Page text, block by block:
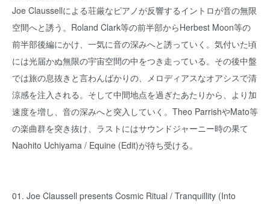
Joe Claussellによる荘厳なピアノが反響するイントロが音の無限
空間へと誘う。Roland Clark等の前半部からHerbest Moon等の
前半部後編にかけ、一気に音の深みへと誘っていく。気付いた頃
には光届かぬ無限の宇宙空間の中をつき走っている。その後中盤
では旅の息抜きと言わんばかりの、メロディアスなオアシスで清
涼感を注入される。そして中間地点を過ぎたあたりから、より加
速度を増し、音の深みへと突入していく。Theo ParrishやMato等
の楽曲群を突き抜け、ラストにはサウンドジャーニー時の果て
Naohito Uchiyama / Equine (Edit)が待ち受ける。
01. Joe Claussell presents Cosmic Ritual / Tranquillity (Into